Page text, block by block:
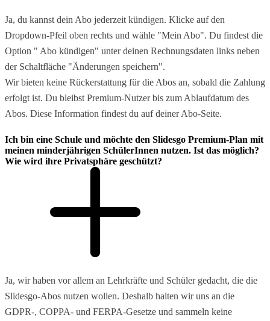
Ja, du kannst dein Abo jederzeit kündigen. Klicke auf den
Dropdown-Pfeil oben rechts und wähle "Mein Abo". Du findest die
Option " Abo kündigen" unter deinen Rechnungsdaten links neben
der Schaltfläche "Änderungen speichern".
Wir bieten keine Rückerstattung für die Abos an, sobald die Zahlung
erfolgt ist. Du bleibst Premium-Nutzer bis zum Ablaufdatum des
Abos. Diese Information findest du auf deiner Abo-Seite.
Ich bin eine Schule und möchte den Slidesgo Premium-Plan mit
meinen minderjährigen SchülerInnen nutzen. Ist das möglich?
Wie wird ihre Privatsphäre geschützt?
Ja, wir haben vor allem an Lehrkräfte und Schüler gedacht, die die
Slidesgo-Abos nutzen wollen. Deshalb halten wir uns an die
GDPR-, COPPA- und FERPA-Gesetze und sammeln keine